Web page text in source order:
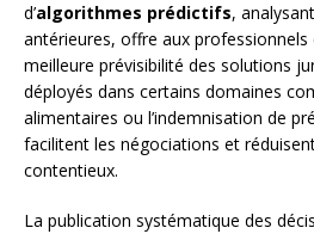
d’algorithmes prédictifs,
antérieures, offre aux professionnels
meilleure prévisibilité des solutions
déployés dans certains domaines
alimentaires ou l’indemnisation de
facilitent les négociations et
contentieux.
La publication systématique des